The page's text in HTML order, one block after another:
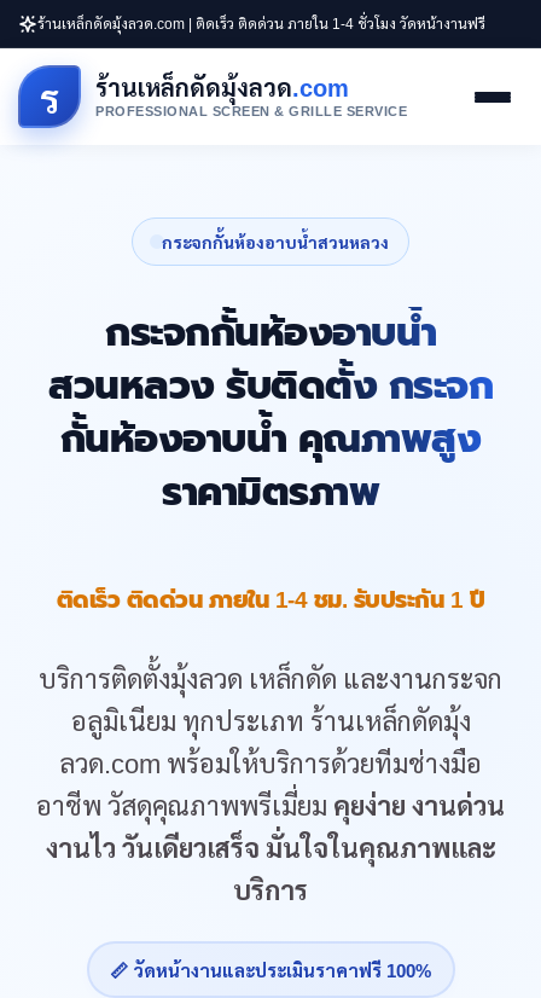
ร้านเหล็กดัดมุ้งลวด.com | ติดเร็ว ติดด่วน ภายใน 1-4 ชั่วโมง วัดหน้างานฟรี
ร ร้านเหล็กดัดมุ้งลวด.com
PROFESSIONAL SCREEN & GRILLE SERVICE
กระจกกั้นห้องอาบน้ำสวนหลวง
กระจกกั้นห้องอาบน้ำ
สวนหลวง รับติดตั้ง กระจก
กั้นห้องอาบน้ำ คุณภาพสูง
ราคามิตรภาพ
ติดเร็ว ติดด่วน ภายใน 1-4 ชม. รับประกัน 1 ปี
บริการติดตั้งมุ้งลวด เหล็กดัด และงานกระจก
อลูมิเนียม ทุกประเภท ร้านเหล็กดัดมุ้ง
ลวด.com พร้อมให้บริการด้วยทีมช่างมือ
อาชีพ วัสดุคุณภาพพรีเมี่ยม คุยง่าย งานด่วน
งานไว วันเดียวเสร็จ มั่นใจในคุณภาพและ
บริการ
📏 วัดหน้างานและประเมินราคาฟรี 100%